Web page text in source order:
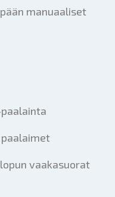
manuaaliset
vaakasuorat